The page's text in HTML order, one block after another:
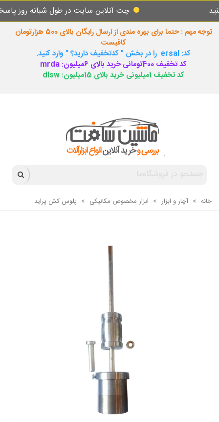
چت آنلاین سایت در طول شبانه روز پاسخگوی
توجه مهم : حتما برای بهره مندی از ارسال رایگان بالای 500 هزارتومان
کافیست
کد: ersal را در بخش " کدتخفیف دارید؟ " وارد کنید.
کد تخفیف 400تومانی خرید بالای 6میلیون: mrda
کد تخفیف 1میلیونی خرید بالای 15میلیون: dlsw
خانه > آچار و ابزار > ابزار مخصوص مکانیکی > پلوس کش پراید